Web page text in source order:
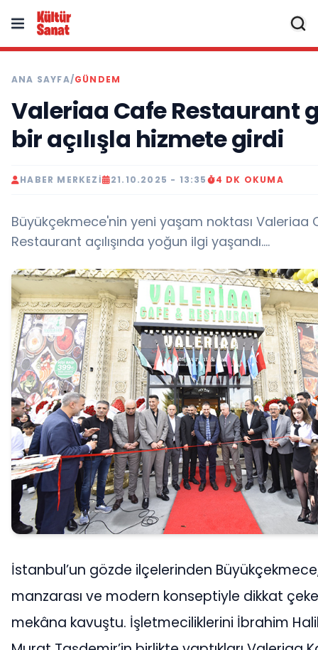
ANA SAYFA/GÜNDEM
Valeriaa Cafe Restaurant
bir açılışla hizmete girdi
HABER MERKEZI 21.10.2025 - 13:35 4 DK OKUMA
Büyükçekmece'nin yeni yaşam noktası Valeriaa
Restaurant açılışında yoğun ilgi yaşandı....
İstanbul’un gözde ilçelerinden
manzarası ve modern konseptiyle dikkat
mekâna kavuştu. İşletmeciliklerini İbrahim